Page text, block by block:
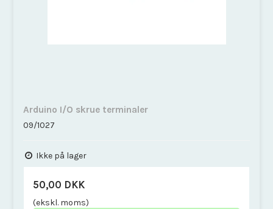
Arduino I/O skrue terminaler
09/1027
Ikke på lager
50,00 DKK
(ekskl. moms)